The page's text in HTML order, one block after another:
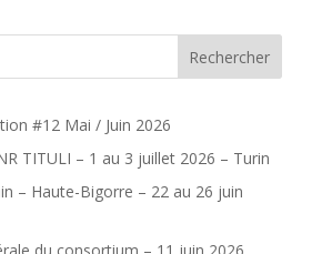
Rechercher
#12 Mai / Juin 2026
TITULI – 1 au 3 juillet 2026 – Turin
– Haute-Bigorre – 22 au 26 juin